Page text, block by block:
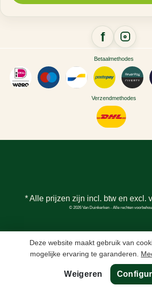
Betaalmethodes
Verzendmethodes
* Alle prijzen zijn incl. btw en excl.
© 2026 Van Duinkerken - Alle rechten
Deze website maakt gebruik van
mogelijke ervaring te garanderen.
Weigeren